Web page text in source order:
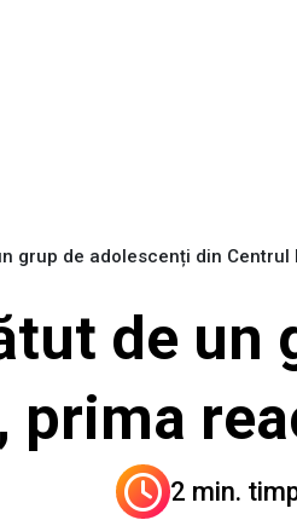
grup de adolescenți din
de un
prima
2 min.